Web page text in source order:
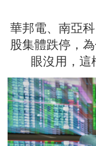
華邦電、南亞
股集體跌停，
眼沒用，這